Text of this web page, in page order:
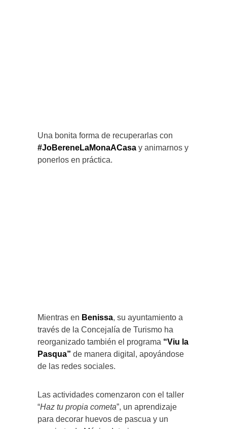
Una bonita forma de recuperarlas con
#JoBereneLaMonaACasa y animarnos y
ponerlos en práctica.
Mientras en Benissa, su ayuntamiento a
través de la Concejalía de Turismo ha
reorganizado también el programa “Viu la
Pasqua” de manera digital, apoyándose
de las redes sociales.
Las actividades comenzaron con el taller
“Haz tu propia cometa”, un aprendizaje
para decorar huevos de pascua y un